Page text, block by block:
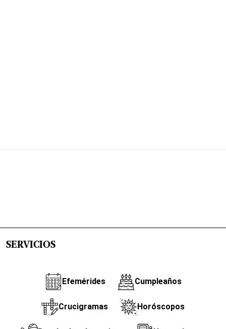
SERVICIOS
Efemérides Cumpleaños
Crucigramas Horóscopos